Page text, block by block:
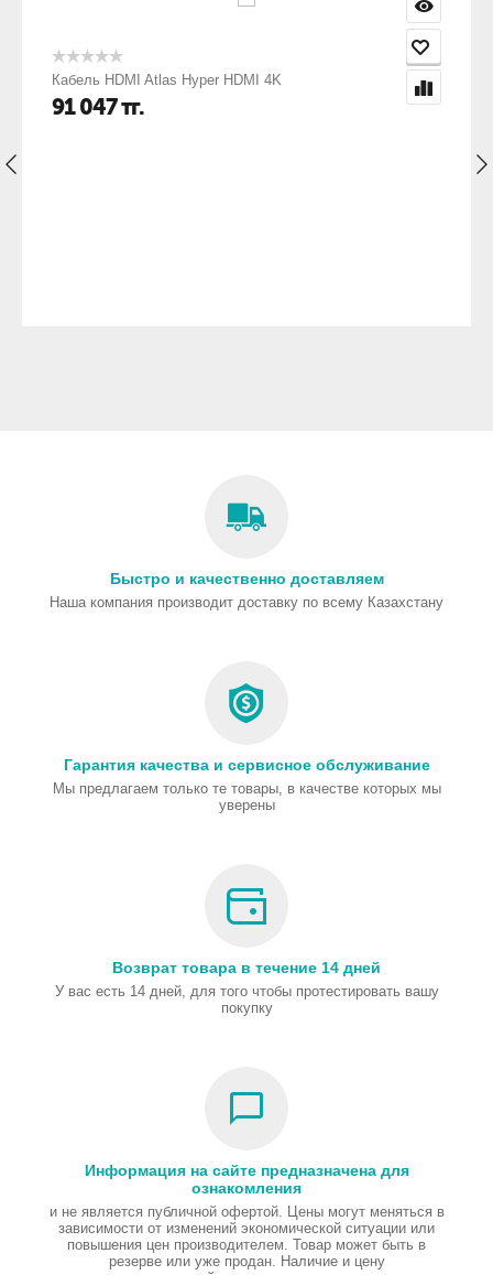
Кабель HDMI Atlas Hyper HDMI 4K
91 047тг.
Быстро и качественно доставляем
Наша компания производит доставку по всему Казахстану
Гарантия качества и сервисное обслуживание
Мы предлагаем только те товары, в качестве которых мы
уверены
Возврат товара в течение 14 дней
У вас есть 14 дней, для того чтобы протестировать вашу
покупку
Информация на сайте предназначена для
ознакомления
и не является публичной офертой. Цены могут меняться в
зависимости от изменений экономической ситуации или
повышения цен производителем. Товар может быть в
резерве или уже продан. Наличие и цену